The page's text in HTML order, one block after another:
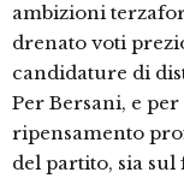
ambizioni
drenato voti
candidature di
Per Bersani, e
ripensamento
del partito, sia